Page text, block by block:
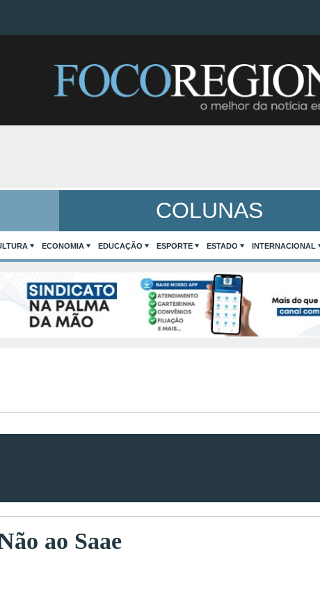
COLUNAS
ECONOMIA EDUCAÇÃO ESPORTE ESTADO INTERNACIONAL
ao Saae